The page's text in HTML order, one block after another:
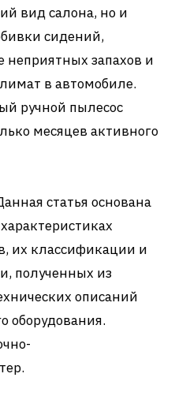
вид салона, но и
сидений,
неприятных запахов и
в автомобиле.
ручной пылесос
месяцев активного
статья основана
их классификации и
полученных из
описаний
оборудования.